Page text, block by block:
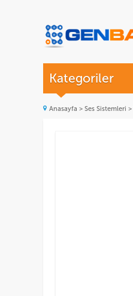
Kategoriler
Anasayfa > Ses Sistemleri >